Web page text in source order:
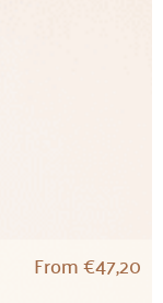
From€47,20